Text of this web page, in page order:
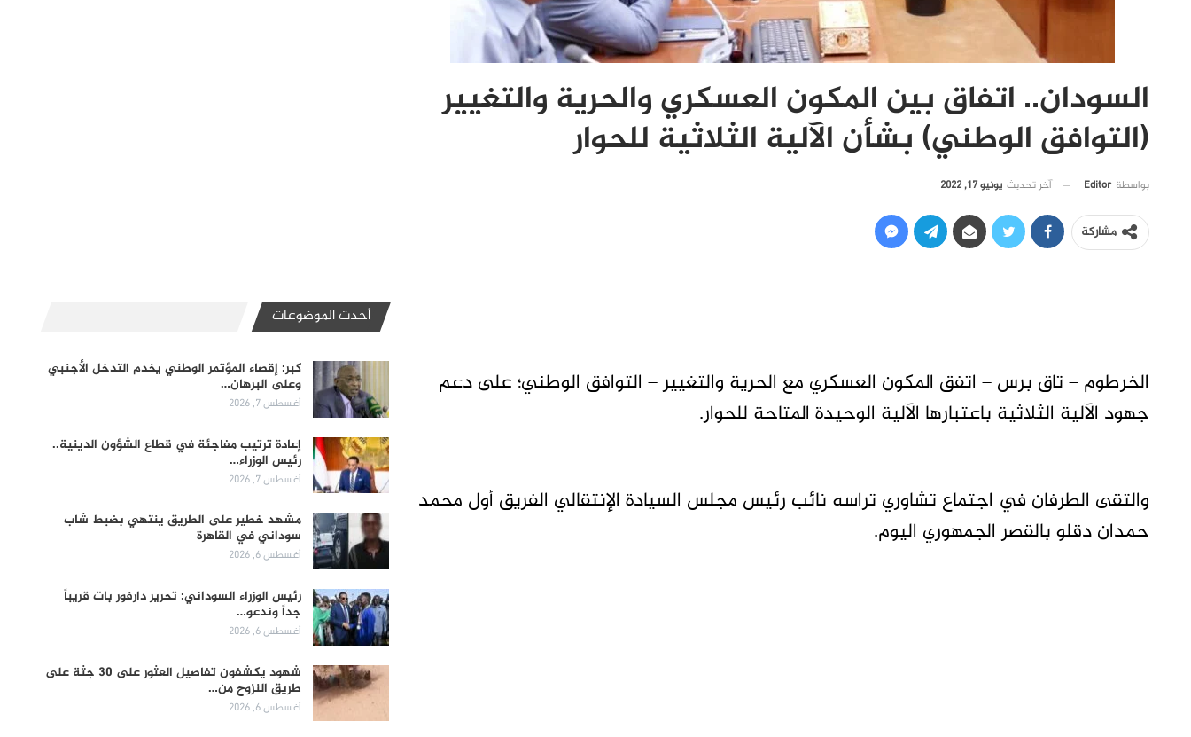
السودان.. اتفاق بين المكون العسكري والحرية والتغيير
(التوافق الوطني) بشأن الآلية الثلاثية للحوار
بواسطة Editor آخر تحديث يونيو 17, 2022
مشاركة
الخرطوم – تاق برس – اتفق المكون العسكري مع الحرية والتغيير – التوافق الوطني؛ على دعم
جهود الآلية الثلاثية باعتبارها الآلية الوحيدة المتاحة للحوار.
والتقى الطرفان في اجتماع تشاوري تراسه نائب رئيس مجلس السيادة الإنتقالي الفريق أول محمد
حمدان دقلو بالقصر الجمهوري اليوم.
أحدث الموضوعات
كبر: إقصاء المؤتمر الوطني يخدم التدخل الأجنبي
وعلى البرهان…
أغسطس 7, 2026
إعادة ترتيب مفاجئة في قطاع الشؤون الدينية..
رئيس الوزراء…
أغسطس 7, 2026
مشهد خطير على الطريق ينتهي بضبط شاب
سوداني في القاهرة
أغسطس 6, 2026
رئيس الوزراء السوداني: تحرير دارفور بات قريباً
جداً وندعو…
أغسطس 6, 2026
شهود يكشفون تفاصيل العثور على 30 جثة على
طريق النزوح من…
أغسطس 6, 2026